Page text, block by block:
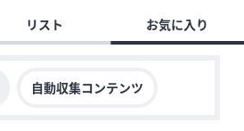
リスト お気に入り
自動収集コンテンツ